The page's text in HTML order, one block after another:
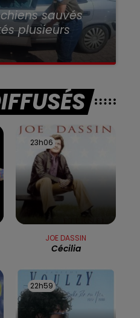
chiens sauvés
plusieurs
23h06
23h06
JOE DASSIN
Cécilia
22h59
22h59